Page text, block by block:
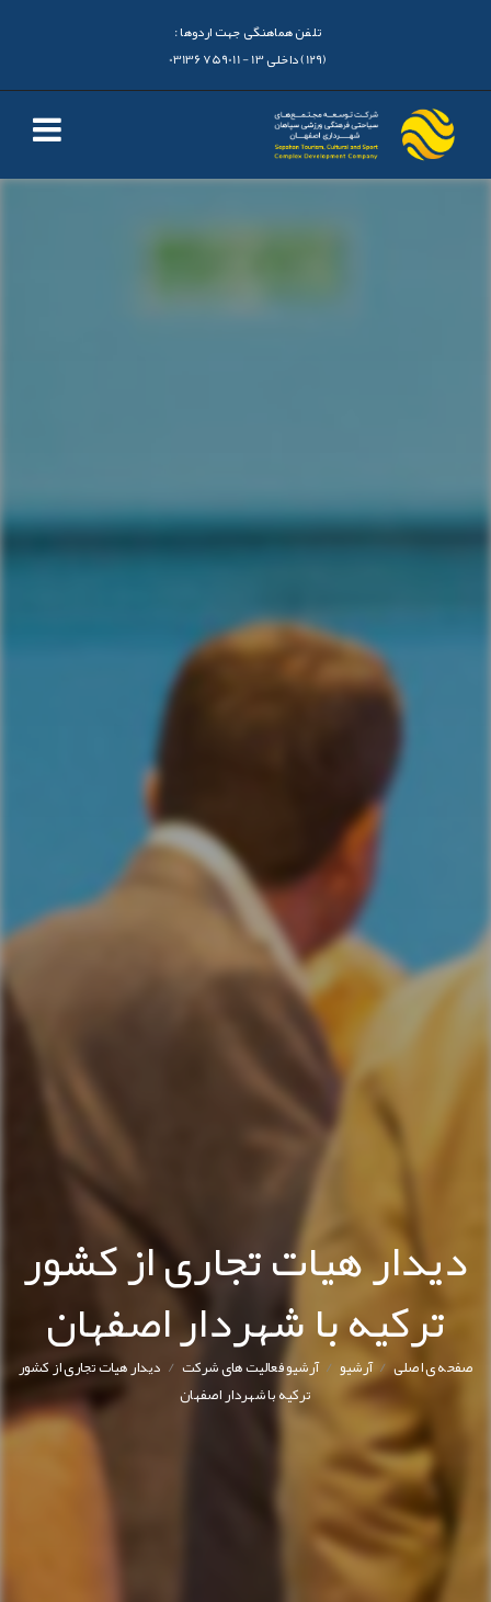
تلفن هماهنگی جهت اردوها :
دیدار هیات تجاری از کشور
ترکیه با شهردار اصفهان
صفحه ی اصلی/آرشیو/ آرشیو فعالیت های شرکت/ دیدار هیات تجاری از کشور
ترکیه با شهردار اصفهان